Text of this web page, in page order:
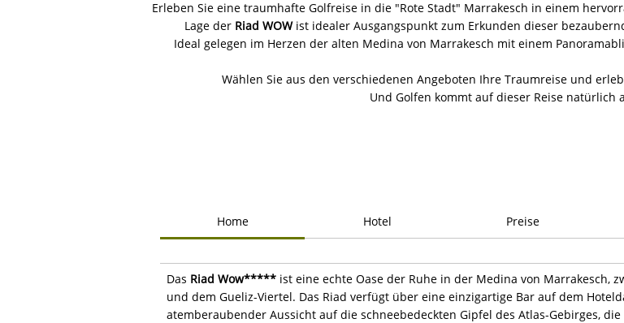
Erleben Sie eine traumhafte Golfreise in die "Rote Stadt" Marrakesch in einem
Lage der Riad WOWist idealer Ausgangspunkt zum Erkunden dieser
Ideal gelegen im Herzen der alten Medina von Marrakesch mit einem
Wählen Sie aus den verschiedenen Angeboten Ihre Traumreise und
Und Golfen kommt auf dieser Reise natürlich
Home Hotel Preise
Das Riad Wow***** ist eine echte Oase der Ruhe in der Medina von Marrakesch,
und dem Gueliz-Viertel. Das Riad verfügt über eine einzigartige Bar auf dem
atemberaubender Aussicht auf die schneebedeckten Gipfel des Atlas-Gebirges,